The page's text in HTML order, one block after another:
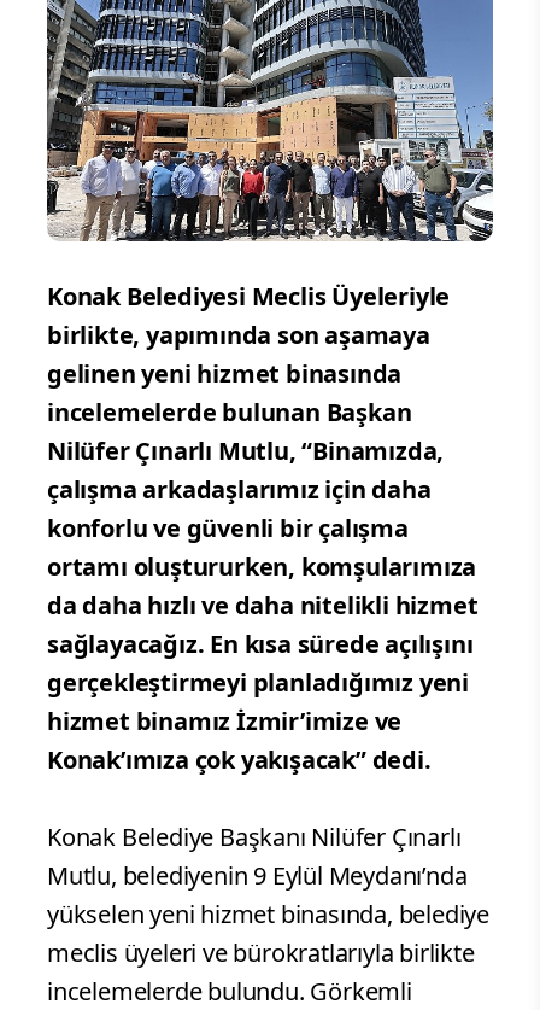
Konak Belediyesi Meclis Üyeleriyle
birlikte, yapımında son aşamaya
gelinen yeni hizmet binasında
incelemelerde bulunan Başkan
Nilüfer Çınarlı Mutlu, “Binamızda,
çalışma arkadaşlarımız için daha
konforlu ve güvenli bir çalışma
ortamı oluştururken, komşularımıza
da daha hızlı ve daha nitelikli hizmet
sağlayacağız. En kısa sürede açılışını
gerçekleştirmeyi planladığımız yeni
hizmet binamız İzmir’imize ve
Konak’ımıza çok yakışacak” dedi.
Konak Belediye Başkanı Nilüfer Çınarlı
Mutlu, belediyenin 9 Eylül Meydanı’nda
yükselen yeni hizmet binasında, belediye
meclis üyeleri ve bürokratlarıyla birlikte
incelemelerde bulundu. Görkemli